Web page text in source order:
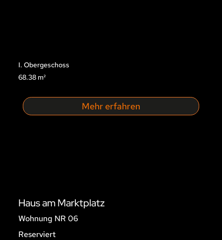
I. Obergeschoss
68.38 m²
Mehr erfahren
Haus am Marktplatz
Wohnung NR 06
Reserviert